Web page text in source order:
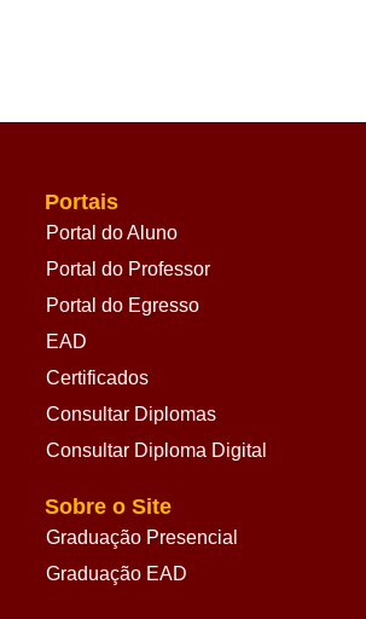
Portais
Portal do Aluno
Portal do Professor
Portal do Egresso
EAD
Certificados
Consultar Diplomas
Consultar Diploma Digital
Sobre o Site
Graduação Presencial
Graduação EAD